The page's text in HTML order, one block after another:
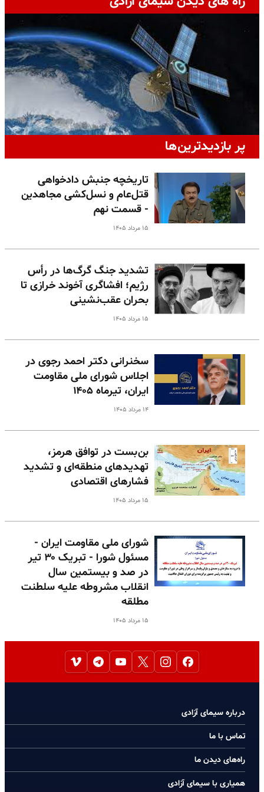
پر بازدیدترین‌ها
تاریخچه جنبش دادخواهی
قتل‌عام و نسل‌کشی مجاهدین
- قسمت نهم
۱۵ مرداد ۱۴۰۵
تشدید جنگ گرگ‌ها در رأس
رژیم؛ افشاگری آخوند خرازی تا
بحران عقب‌نشینی
۱۵ مرداد ۱۴۰۵
سخنرانی دکتر احمد رجوی در
اجلاس شورای ملی مقاومت
ایران، تیرماه ۱۴۰۵
۱۴ مرداد ۱۴۰۵
بن‌بست در توافق هرمز،
تهدیدهای منطقه‌ای و تشدید
فشارهای اقتصادی
۱۵ مرداد ۱۴۰۵
شورای ملی مقاومت ایران -
مسئول شورا - تبریک ۳۰ تیر
در صد و بیستمین سال
انقلاب مشروطه علیه سلطنت
مطلقه
۱۵ مرداد ۱۴۰۵
درباره سیمای آزادی
تماس با ما
راه‌های دیدن ما
همیاری با سیمای آزادی